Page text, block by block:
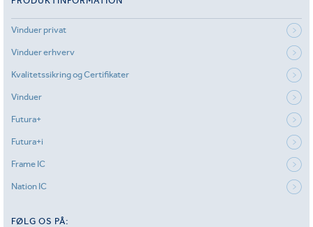
Vinduer privat
Vinduer erhverv
Kvalitetssikring og Certifikater
Vinduer
Futura+
Futura+i
Frame IC
Nation IC
FØLG OS PÅ: